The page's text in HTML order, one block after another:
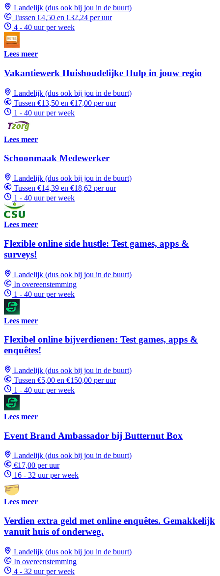
Landelijk (dus ook bij jou in de buurt)
Tussen €4,50 en €32,24 per uur
4 - 40 uur per week
Lees meer
Vakantiewerk Huishoudelijke Hulp in jouw regio
Landelijk (dus ook bij jou in de buurt)
Tussen €13,50 en €17,00 per uur
1 - 40 uur per week
Lees meer
Schoonmaak Medewerker
Landelijk (dus ook bij jou in de buurt)
Tussen €14,39 en €18,62 per uur
1 - 40 uur per week
Lees meer
Flexible online side hustle: Test games, apps &
surveys!
Landelijk (dus ook bij jou in de buurt)
In overeenstemming
1 - 40 uur per week
Lees meer
Flexibel online bijverdienen: Test games, apps &
enquêtes!
Landelijk (dus ook bij jou in de buurt)
Tussen €5,00 en €150,00 per uur
1 - 40 uur per week
Lees meer
Event Brand Ambassador bij Butternut Box
Landelijk (dus ook bij jou in de buurt)
€17,00 per uur
16 - 32 uur per week
Lees meer
Verdien extra geld met online enquêtes. Gemakkelijk
vanuit huis of onderweg.
Landelijk (dus ook bij jou in de buurt)
In overeenstemming
4 - 32 uur per week